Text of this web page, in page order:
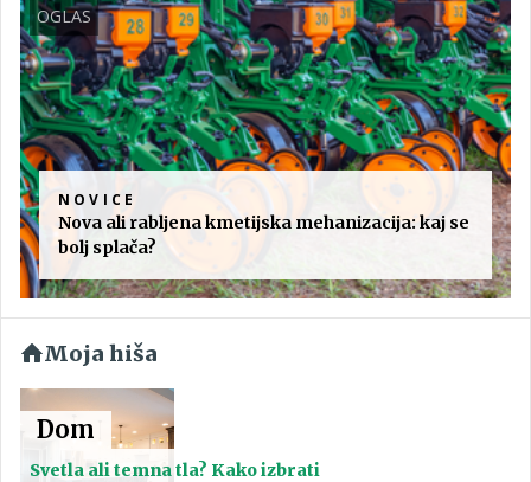
OGLAS
NOVICE
Nova ali rabljena kmetijska mehanizacija: kaj se
bolj splača?
Moja hiša
Dom
Svetla ali temna tla? Kako izbrati